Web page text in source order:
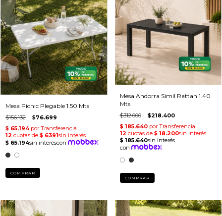
Mesa Picnic Plegable 1.50 Mts
$156.132 $76.699
COMPRAR
Mesa Andorra Simil Rattan 1.40
Mts
$312.000 $218.400
COMPRAR